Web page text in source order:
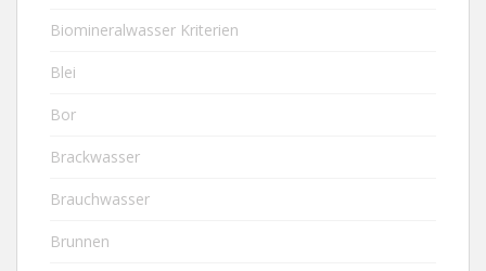
Biomineralwasser Kriterien
Blei
Bor
Brackwasser
Brauchwasser
Brunnen